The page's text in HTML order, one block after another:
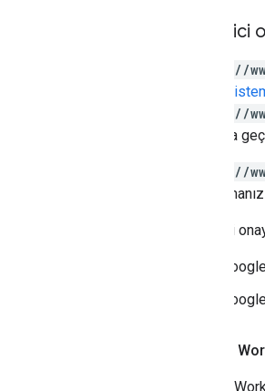
Yönetici
https://
Google
https://
2. adıma
https://
Yönetici
Google
Google